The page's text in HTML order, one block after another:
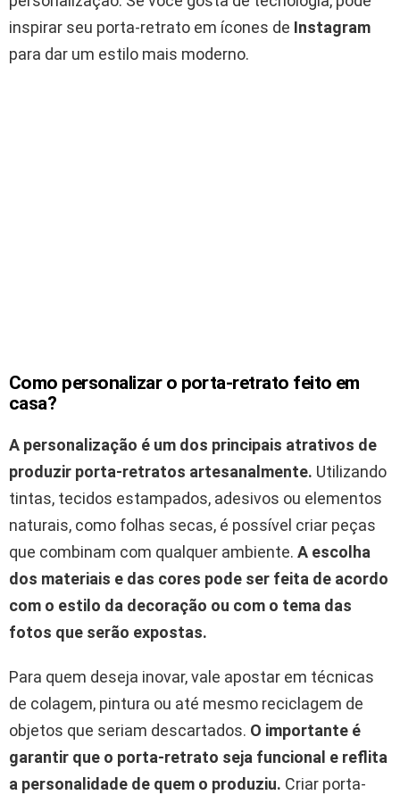
inspirar seu porta-retrato em ícones de Instagram
para dar um estilo mais moderno.
Como personalizar o porta-retrato feito em
casa?
A personalização é um dos principais atrativos de
produzir porta-retratos artesanalmente. Utilizando
tintas, tecidos estampados, adesivos ou elementos
naturais, como folhas secas, é possível criar peças
que combinam com qualquer ambiente. A escolha
dos materiais e das cores pode ser feita de acordo
com o estilo da decoração ou com o tema das
fotos que serão expostas.
Para quem deseja inovar, vale apostar em técnicas
de colagem, pintura ou até mesmo reciclagem de
objetos que seriam descartados. O importante é
garantir que o porta-retrato seja funcional e reflita
a personalidade de quem o produziu. Criar porta-